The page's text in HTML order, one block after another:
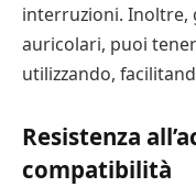
interruzioni. Inoltre,
auricolari, puoi
utilizzando,
Resistenza
compatibilità